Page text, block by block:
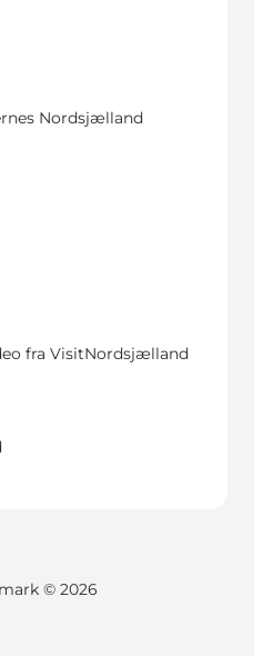
Nordsjælland
fra VisitNordsjælland
© 2026